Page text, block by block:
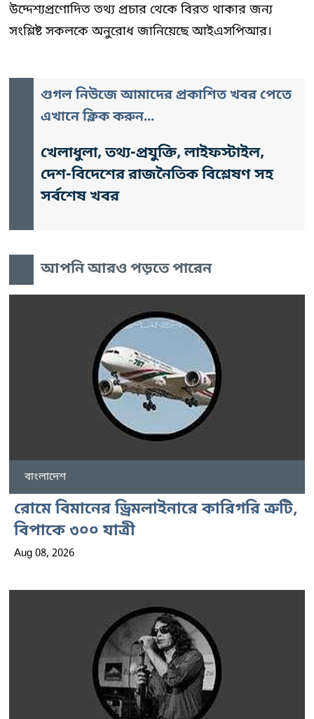
উদ্দেশ্যপ্রণোদিত তথ্য প্রচার থেকে বিরত থাকার জন্য
সংশ্লিষ্ট সকলকে অনুরোধ জানিয়েছে আইএসপিআর।
গুগল নিউজে আমাদের প্রকাশিত খবর পেতে
এখানে ক্লিক করুন...
খেলাধুলা, তথ্য-প্রযুক্তি, লাইফস্টাইল,
দেশ-বিদেশের রাজনৈতিক বিশ্লেষণ সহ
সর্বশেষ খবর
আপনি আরও পড়তে পারেন
বাংলাদেশ
রোমে বিমানের ড্রিমলাইনারে কারিগরি ত্রুটি,
বিপাকে ৩০০ যাত্রী
Aug 08, 2026